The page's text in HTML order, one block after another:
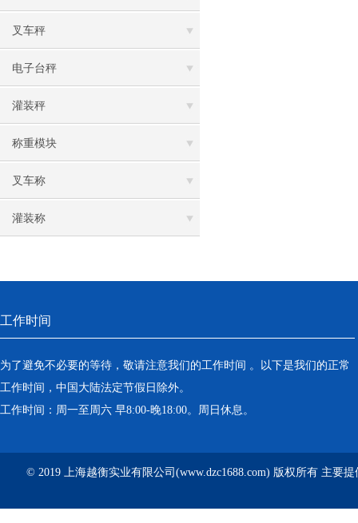
叉车秤
电子台秤
灌装秤
称重模块
叉车称
灌装称
工作时间
为了避免不必要的等待，敬请注意我们的工作时间 。以下是我们的正常
工作时间，中国大陆法定节假日除外。
工作时间：周一至周六 早8:00-晚18:00。周日休息。
© 2019 上海越衡实业有限公司(www.dzc1688.com) 版权所有 主要提